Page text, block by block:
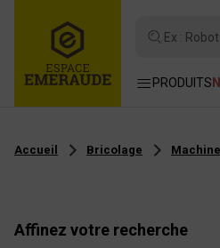
Ex :
PRODUITS
Accueil Bricolage
Affinez votre recherche